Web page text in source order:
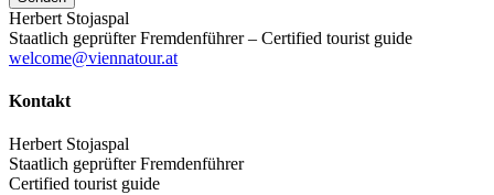
Herbert Stojaspal
Staatlich geprüfter Fremdenführer – Certified tourist guide
welcome@viennatour.at
Kontakt
Herbert Stojaspal
Staatlich geprüfter Fremdenführer
Certified tourist guide